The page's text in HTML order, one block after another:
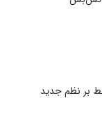
بر نظم جدید